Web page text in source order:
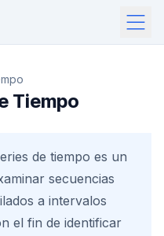
Tiempo
de tiempo es un
secuencias
a intervalos
el fin de identificar